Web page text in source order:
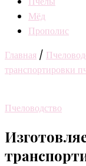
Мёд
Прополис
Главная /
транспортировки
Пчеловодство